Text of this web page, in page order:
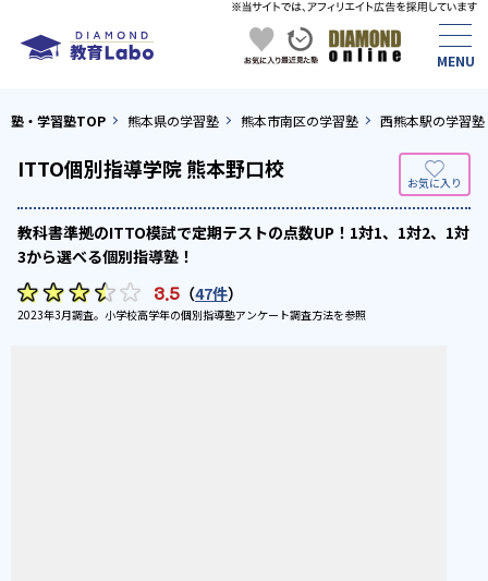
塾・学習塾TOP 熊本県の学習塾 熊本市南区の学習塾 西熊本駅の学習塾
ITTO個別指導学院 熊本野口校
教科書準拠のITTO模試で定期テストの点数UP！1対1、1対2、1対
3から選べる個別指導塾！
3.5 （47件）
2023年3月調査。 小学校高学年の個別指導塾アンケート調査方法を参照